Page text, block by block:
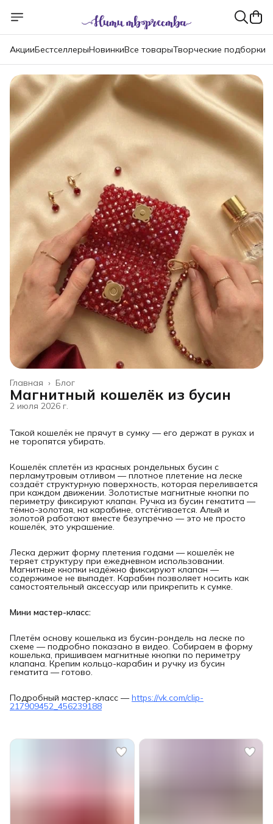
АкцииБестселлерыНовинкиВсе товарыТворческие подборки
Блог
Главная ›
Магнитный кошелёк из бусин
2 июля 2026 г.
Такой кошелёк не прячут в сумку — его держат в руках и
не торопятся убирать.
Кошелёк сплетён из красных рондельных бусин с
перламутровым отливом — плотное плетение на леске
создаёт структурную поверхность, которая переливается
при каждом движении. Золотистые магнитные кнопки по
периметру фиксируют клапан. Ручка из бусин гематита —
тёмно-золотая, на карабине, отстёгивается. Алый и
золотой работают вместе безупречно — это не просто
кошелёк, это украшение.
Леска держит форму плетения годами — кошелёк не
теряет структуру при ежедневном использовании.
Магнитные кнопки надёжно фиксируют клапан —
содержимое не выпадет. Карабин позволяет носить как
самостоятельный аксессуар или прикрепить к сумке.
Мини мастер-класс:
Плетём основу кошелька из бусин-рондель на леске по
схеме — подробно показано в видео. Собираем в форму
кошелька, пришиваем магнитные кнопки по периметру
клапана. Крепим кольцо-карабин и ручку из бусин
гематита — готово.
Подробный мастер-класс —https://vk.com/clip-
217909452_456239188